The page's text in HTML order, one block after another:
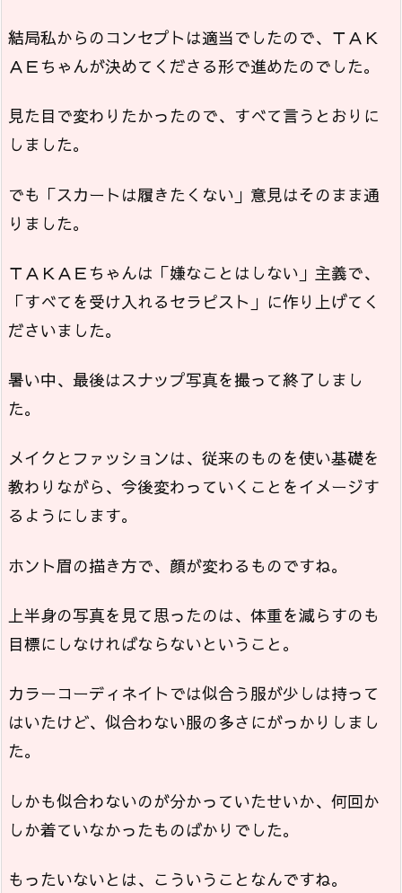
結局私からのコンセプトは適当でしたので、ＴＡＫ
ＡＥちゃんが決めてくださる形で進めたのでした。
見た目で変わりたかったので、すべて言うとおりに
しました。
でも「スカートは履きたくない」意見はそのまま通
りました。
ＴＡＫＡＥちゃんは「嫌なことはしない」主義で、
「すべてを受け入れるセラピスト」に作り上げてく
ださいました。
暑い中、最後はスナップ写真を撮って終了しまし
た。
メイクとファッションは、従来のものを使い基礎を
教わりながら、今後変わっていくことをイメージす
るようにします。
ホント眉の描き方で、顔が変わるものですね。
上半身の写真を見て思ったのは、体重を減らすのも
目標にしなければならないということ。
カラーコーディネイトでは似合う服が少しは持って
はいたけど、似合わない服の多さにがっかりしまし
た。
しかも似合わないのが分かっていたせいか、何回か
しか着ていなかったものばかりでした。
もったいないとは、こういうことなんですね。